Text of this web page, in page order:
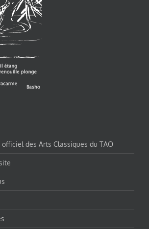
officiel des Arts Classiques du TAO